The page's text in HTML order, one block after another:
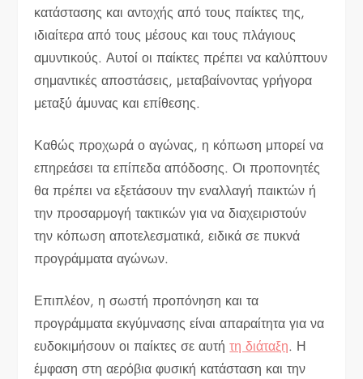
κατάστασης και αντοχής από τους παίκτες της,
ιδιαίτερα από τους μέσους και τους πλάγιους
αμυντικούς. Αυτοί οι παίκτες πρέπει να καλύπτουν
σημαντικές αποστάσεις, μεταβαίνοντας γρήγορα
μεταξύ άμυνας και επίθεσης.
Καθώς προχωρά ο αγώνας, η κόπωση μπορεί να
επηρεάσει τα επίπεδα απόδοσης. Οι προπονητές
θα πρέπει να εξετάσουν την εναλλαγή παικτών ή
την προσαρμογή τακτικών για να διαχειριστούν
την κόπωση αποτελεσματικά, ειδικά σε πυκνά
προγράμματα αγώνων.
Επιπλέον, η σωστή προπόνηση και τα
προγράμματα εκγύμνασης είναι απαραίτητα για να
ευδοκιμήσουν οι παίκτες σε αυτήτη διάταξη. Η
έμφαση στη αερόβια φυσική κατάσταση και την